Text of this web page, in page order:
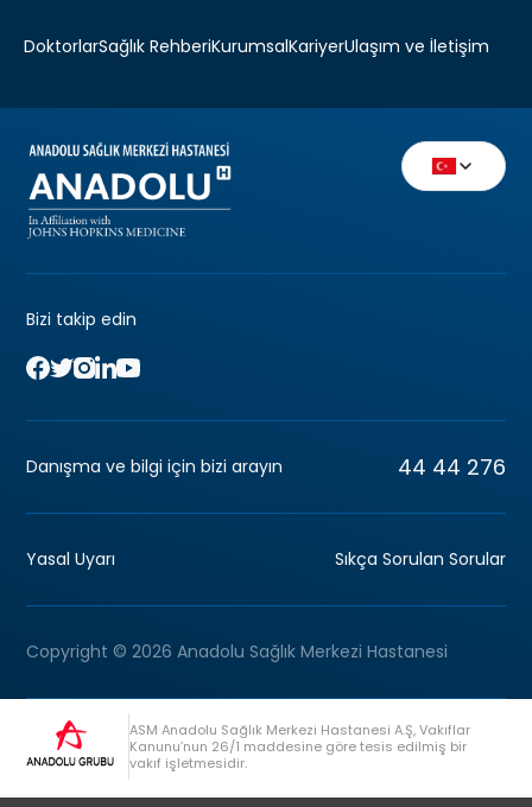
DoktorlarSağlık RehberiKurumsalKariyerUlaşım ve İletişim
Bizi takip edin
Danışma ve bilgi için bizi arayın 44 44 276
Yasal Uyarı Sıkça Sorulan Sorular
Copyright © 2026 Anadolu Sağlık Merkezi Hastanesi
ASM Anadolu Sağlık Merkezi Hastanesi A.Ş, Vakıflar
Kanunu’nun 26/1 maddesine göre tesis edilmiş bir
vakıf işletmesidir.